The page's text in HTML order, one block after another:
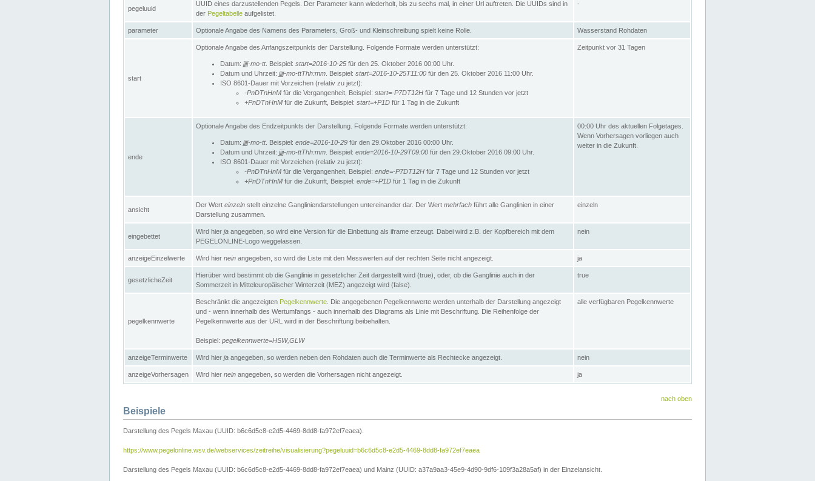
pegeluuid
UUID eines darzustellenden Pegels. Der Parameter kann wiederholt, bis zu sechs mal, in einer Url auftreten. Die UUIDs sind in
der Pegeltabelle aufgelistet.
-
parameter Optionale Angabe des Namens des Parameters, Groß- und Kleinschreibung spielt keine Rolle. Wasserstand Rohdaten
start
Optionale Angabe des Anfangszeitpunkts der Darstellung. Folgende Formate werden unterstützt:
Datum: jjjj-mo-tt. Beispiel: start=2016-10-25 für den 25. Oktober 2016 00:00 Uhr.
Datum und Uhrzeit: jjjj-mo-ttThh:mm . Beispiel: start=2016-10-25T11:00 für den 25. Oktober 2016 11:00 Uhr.
ISO 8601-Dauer mit Vorzeichen (relativ zu jetzt):
-PnDTnHnM für die Vergangenheit, Beispiel: start=-P7DT12H für 7 Tage und 12 Stunden vor jetzt
+PnDTnHnM für die Zukunft, Beispiel: start=+P1D für 1 Tag in die Zukunft
Zeitpunkt vor 31 Tagen
ende
Optionale Angabe des Endzeitpunkts der Darstellung. Folgende Formate werden unterstützt:
Datum: jjjj-mo-tt. Beispiel: ende=2016-10-29 für den 29.Oktober 2016 00:00 Uhr.
Datum und Uhrzeit: jjjj-mo-ttThh:mm . Beispiel: ende=2016-10-29T09:00 für den 29.Oktober 2016 09:00 Uhr.
ISO 8601-Dauer mit Vorzeichen (relativ zu jetzt):
-PnDTnHnM für die Vergangenheit, Beispiel: ende=-P7DT12H für 7 Tage und 12 Stunden vor jetzt
+PnDTnHnM für die Zukunft, Beispiel: ende=+P1D für 1 Tag in die Zukunft
00:00 Uhr des aktuellen Folgetages.
Wenn Vorhersagen vorliegen auch
weiter in die Zukunft.
ansicht
Der Wert einzeln stellt einzelne Gangliniendarstellungen untereinander dar. Der Wert mehrfach führt alle Ganglinien in einer
Darstellung zusammen.
einzeln
eingebettet
Wird hier ja angegeben, so wird eine Version für die Einbettung als iframe erzeugt. Dabei wird z.B. der Kopfbereich mit dem
PEGELONLINE-Logo weggelassen.
nein
anzeigeEinzelwerte Wird hier nein angegeben, so wird die Liste mit den Messwerten auf der rechten Seite nicht angezeigt. ja
gesetzlicheZeit
Hierüber wird bestimmt ob die Ganglinie in gesetzlicher Zeit dargestellt wird (true), oder, ob die Ganglinie auch in der
Sommerzeit in Mitteleuropäischer Winterzeit (MEZ) angezeigt wird (false).
true
pegelkennwerte
Beschränkt die angezeigten Pegelkennwerte . Die angegebenen Pegelkennwerte werden unterhalb der Darstellung angezeigt
und - wenn innerhalb des Wertumfangs - auch innerhalb des Diagrams als Linie mit Beschriftung. Die Reihenfolge der
Pegelkennwerte aus der URL wird in der Beschriftung beibehalten.
Beispiel: pegelkennwerte=HSW,GLW
alle verfügbaren Pegelkennwerte
anzeigeTerminwerte Wird hier ja angegeben, so werden neben den Rohdaten auch die Terminwerte als Rechtecke angezeigt. nein
anzeigeVorhersagen Wird hier nein angegeben, so werden die Vorhersagen nicht angezeigt. ja
nach oben
Beispiele
Darstellung des Pegels Maxau (UUID: b6c6d5c8-e2d5-4469-8dd8-fa972ef7eaea).
https://www.pegelonline.wsv.de/webservices/zeitreihe/visualisierung?pegeluuid=b6c6d5c8-e2d5-4469-8dd8-fa972ef7eaea
Darstellung des Pegels Maxau (UUID: b6c6d5c8-e2d5-4469-8dd8-fa972ef7eaea) und Mainz (UUID: a37a9aa3-45e9-4d90-9df6-109f3a28a5af) in der Einzelansicht.